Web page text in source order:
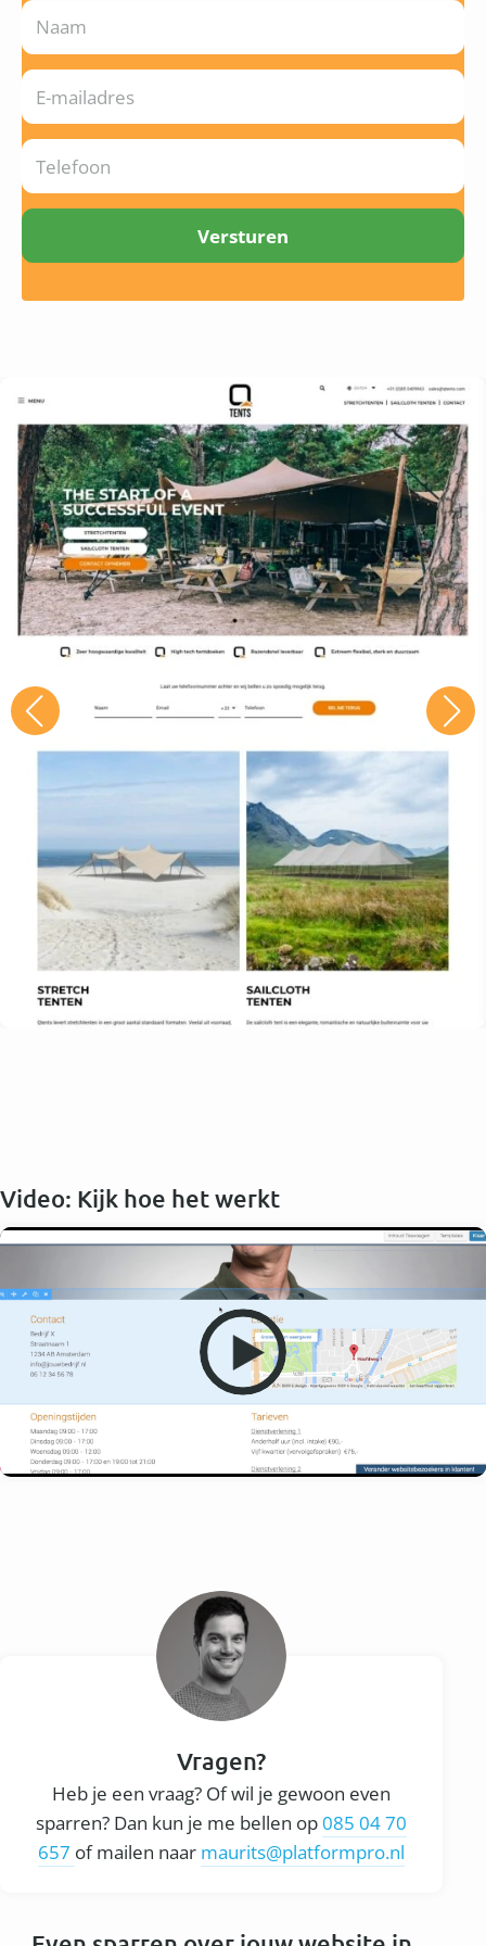
Video: Kijk hoe het werkt
Vragen?
Heb je een vraag? Of wil je gewoon even
sparren? Dan kun je me bellen op085 04 70
657 of mailen naar maurits@platformpro.nl